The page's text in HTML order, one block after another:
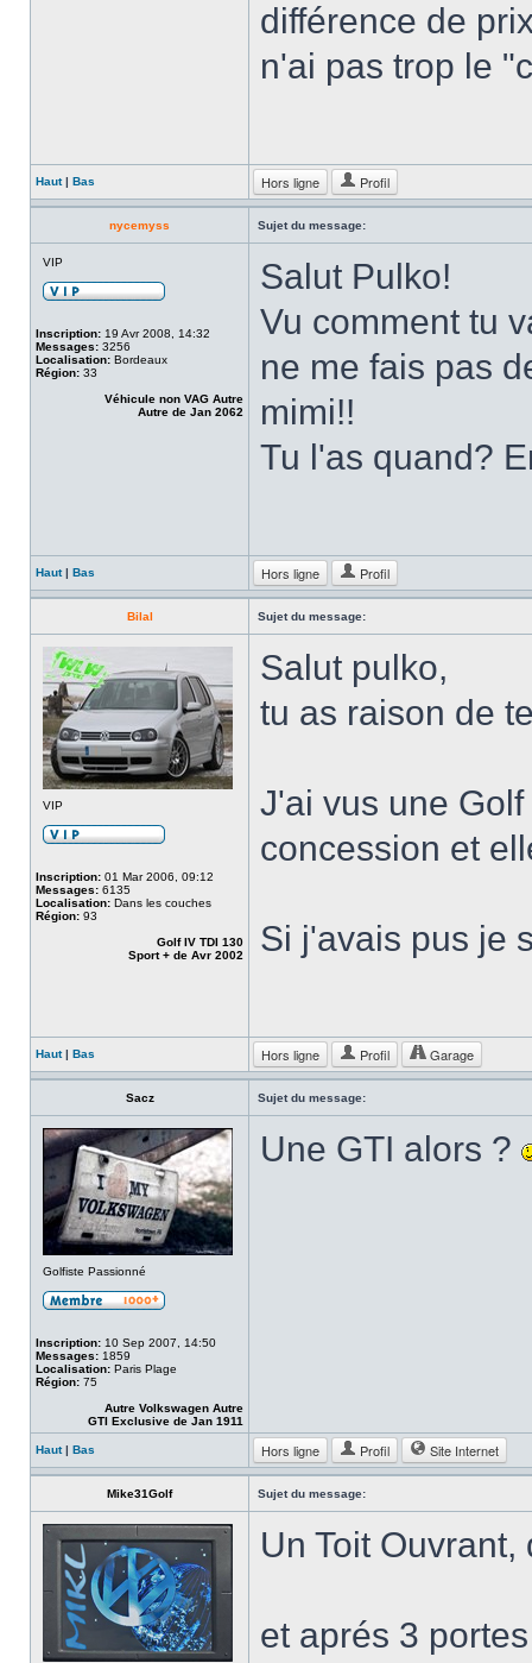
différence de
n'ai pas trop le
Haut| Bas Hors ligne Profil
nycemyss Sujet du message:
VIP
Inscription: 19 Avr 2008, 14:32
Messages: 3256
Localisation: Bordeaux
Région: 33
Véhicule non VAG Autre
Autre de Jan 2062
Salut Pulko!
Vu comment tu
ne me fais pas
mimi!!
Tu l'as quand?
Haut| Bas Hors ligne Profil
Bilal Sujet du message:
VIP
Inscription: 01 Mar 2006, 09:12
Messages: 6135
Localisation: Dans les couches
Région: 93
Golf IV TDI 130
Sport + de Avr 2002
Salut pulko,
tu as raison de
J'ai vus une
concession et
Si j'avais pus je
Haut| Bas Hors ligne Profil Garage
Sacz Sujet du message:
Golfiste Passionné
Inscription: 10 Sep 2007, 14:50
Messages: 1859
Localisation: Paris Plage
Région: 75
Autre Volkswagen Autre
GTI Exclusive de Jan 1911
Une GTI alors ?
Haut| Bas Hors ligne Profil Site Internet
Mike31Golf Sujet du message:
Un Toit Ouvrant,
et aprés 3